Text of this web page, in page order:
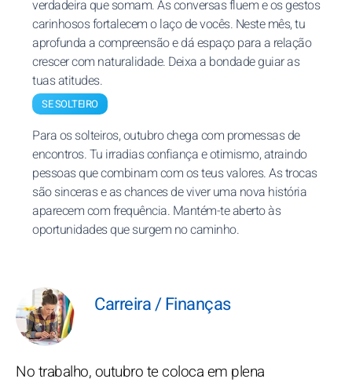
verdadeira que somam. As conversas fluem e os gestos
carinhosos fortalecem o laço de vocês. Neste mês, tu
aprofunda a compreensão e dá espaço para a relação
crescer com naturalidade. Deixa a bondade guiar as
tuas atitudes.
SE SOLTEIRO
Para os solteiros, outubro chega com promessas de
encontros. Tu irradias confiança e otimismo, atraindo
pessoas que combinam com os teus valores. As trocas
são sinceras e as chances de viver uma nova história
aparecem com frequência. Mantém-te aberto às
oportunidades que surgem no caminho.
Carreira / Finanças
No trabalho, outubro te coloca em plena